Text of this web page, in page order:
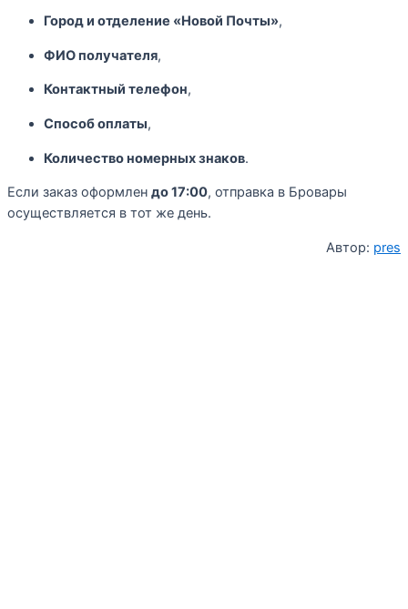
Город и отделение «Новой Почты»,
ФИО получателя,
Контактный телефон,
Способ оплаты,
Количество номерных знаков.
Если заказ оформлен до 17:00, отправка в Бровары
осуществляется в тот же день.
Автор: pres